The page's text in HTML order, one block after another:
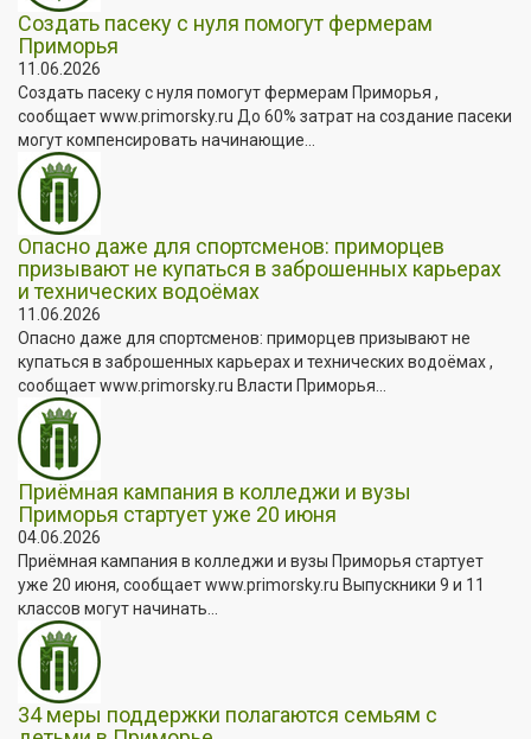
Создать пасеку с нуля помогут фермерам
Приморья
11.06.2026
Создать пасеку с нуля помогут фермерам Приморья ,
сообщает www.primorsky.ru До 60% затрат на создание пасеки
могут компенсировать начинающие...
Опасно даже для спортсменов: приморцев
призывают не купаться в заброшенных карьерах
и технических водоёмах
11.06.2026
Опасно даже для спортсменов: приморцев призывают не
купаться в заброшенных карьерах и технических водоёмах ,
сообщает www.primorsky.ru Власти Приморья...
Приёмная кампания в колледжи и вузы
Приморья стартует уже 20 июня
04.06.2026
Приёмная кампания в колледжи и вузы Приморья стартует
уже 20 июня, сообщает www.primorsky.ru Выпускники 9 и 11
классов могут начинать...
34 меры поддержки полагаются семьям с